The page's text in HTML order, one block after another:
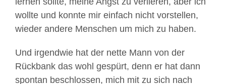
wollte und konnte mir einfach nicht vorstellen,
wieder andere Menschen um mich zu haben.
Und irgendwie hat der nette Mann von der
Rückbank das wohl gespürt, denn er hat dann
spontan beschlossen, mich mit zu sich nach